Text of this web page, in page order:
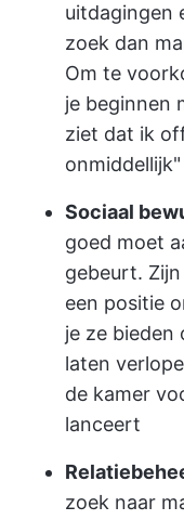
uitdagingen
zoek dan
Om te
je beginnen
ziet dat ik
onmiddellijk"
Sociaal
goed moet
gebeurt.
een positie
je ze bieden
laten
de kamer
lanceert
zoek naar